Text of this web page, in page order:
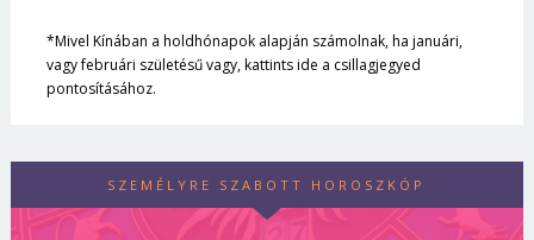
*Mivel Kínában a holdhónapok alapján számolnak, ha januári,
vagy februári születésű vagy, kattints ide a csillagjegyed
pontosításához.
SZEMÉLYRE SZABOTT HOROSZKÓP